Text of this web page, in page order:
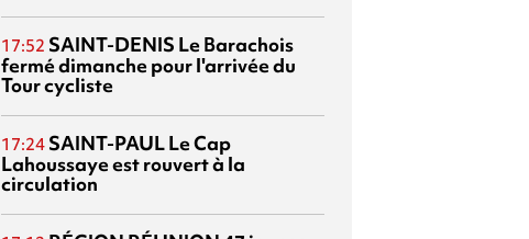
17:52 SAINT-DENIS Le Barachois
fermé dimanche pour l'arrivée du
Tour cycliste
17:24 SAINT-PAULLe Cap
Lahoussaye est rouvert à la
circulation